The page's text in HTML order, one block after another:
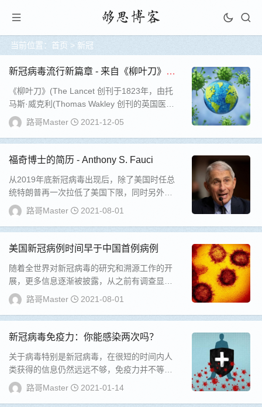
当前位置： 首页 > 新冠
新冠病毒流行新篇章 - 来自《柳叶刀》的
报道
《柳叶刀》(The Lancet 创刊于1823年，由托
马斯·威克利(Thomas Wakley 创刊的英国医学
杂志。由爱思唯尔...
路哥Master 2021-12-05
福奇博士的简历 - Anthony S. Fauci
从2019年底新冠病毒出现后，除了美国时任总
统特朗普再一次拉低了美国下限，同时另外一
个美国人物也进入了全球公众的视野，那就是
福奇...
路哥Master 2021-08-01
美国新冠病例时间早于中国首例病例
随着全世界对新冠病毒的研究和溯源工作的开
展，更多信息逐渐被披露，从之前有调查显示
新冠的最初出现时间早于中国，到目前追溯到
时间更早...
路哥Master 2021-08-01
新冠病毒免疫力：你能感染两次吗？
关于病毒特别是新冠病毒，在很短的时间内人
类获得的信息仍然远远不够，免疫力并不等于
完整的保护。个人理解，未来的疫苗也许并不
能提供完...
路哥Master 2021-01-14